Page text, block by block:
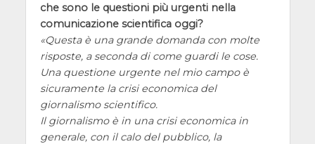
che sono le questioni più urgenti nella
comunicazione scientifica oggi?
Questa è una grande domanda con molte
risposte, a seconda di come guardi le cose.
Una questione urgente nel mio campo è
sicuramente la crisi economica del
giornalismo scientifico.
Il giornalismo è in una crisi economica in
generale, con il calo del pubblico, la